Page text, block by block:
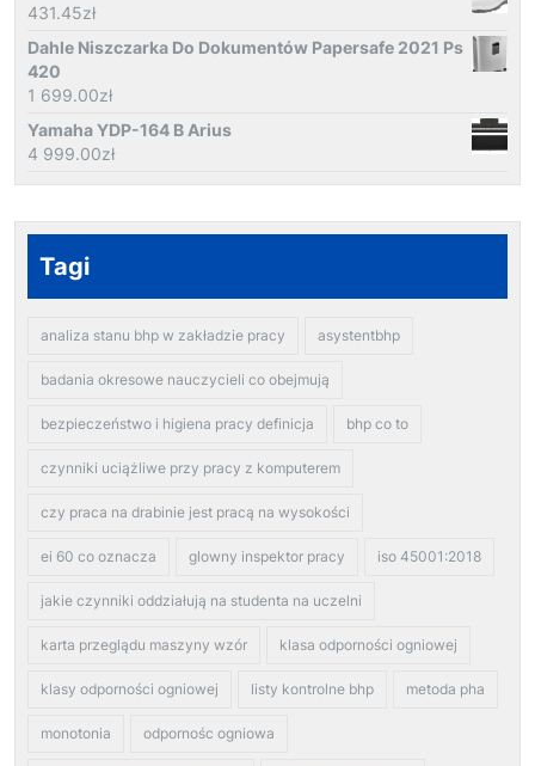
431.45zł
Dahle Niszczarka Do Dokumentów Papersafe 2021 Ps
420
1 699.00zł
Yamaha YDP-164 B Arius
4 999.00zł
Tagi
analiza stanu bhp w zakładzie pracy asystentbhp
badania okresowe nauczycieli co obejmują
bezpieczeństwo i higiena pracy definicja bhp co to
czynniki uciążliwe przy pracy z komputerem
czy praca na drabinie jest pracą na wysokości
ei 60 co oznacza glowny inspektor pracy iso 45001:2018
jakie czynniki oddziałują na studenta na uczelni
karta przeglądu maszyny wzór klasa odporności ogniowej
klasy odporności ogniowej listy kontrolne bhp metoda pha
monotonia odpornośc ogniowa